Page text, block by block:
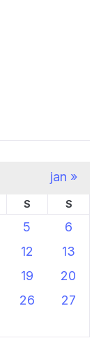
S S
5
6
12
13
19
20
26
27
jan »